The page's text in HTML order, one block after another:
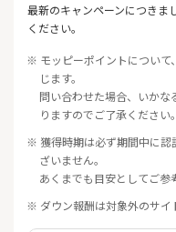
最新のキャンペーンにつきま
ください。
※ モッピーポイントについて
じます。
問い合わせた場合、いか
りますのでご了承ください。
※ 獲得時期は必ず期間中に認
ざいません。
あくまでも目安としてご参
※ ダウン報酬は対象外のサイ